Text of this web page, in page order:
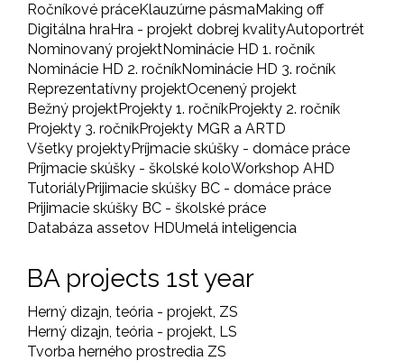
Ročníkové práceKlauzúrne pásmaMaking off
Digitálna hraHra - projekt dobrej kvalityAutoportrét
Nominovaný projektNominácie HD 1. ročník
Nominácie HD 2. ročníkNominácie HD 3. ročník
Reprezentatívny projektOcenený projekt
Bežný projektProjekty 1. ročníkProjekty 2. ročník
Projekty 3. ročníkProjekty MGR a ARTD
Všetky projektyPríjmacie skúšky - domáce práce
Príjmacie skúšky - školské koloWorkshop AHD
TutoriályPrijimacie skúšky BC - domáce práce
Prijimacie skúšky BC - školské práce
Databáza assetov HDUmelá inteligencia
BA projects 1st year
Herný dizajn, teória - projekt, ZS
Herný dizajn, teória - projekt, LS
Tvorba herného prostredia ZS